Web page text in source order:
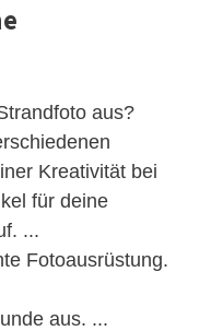
aus?
Kreativität bei
für deine
...
Fotoausrüstung.
aus. ...